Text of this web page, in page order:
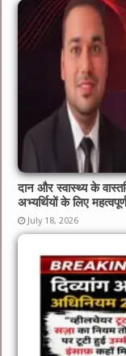
दान और स्वास्थ्य के
अभ्यर्थियों के लिए
July 18, 2026